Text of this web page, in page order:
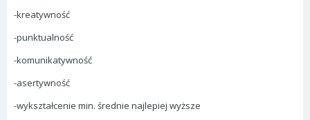
-kreatywność
-punktualność
-komunikatywność
-asertywność
-wykształcenie min. średnie najlepiej wyższe